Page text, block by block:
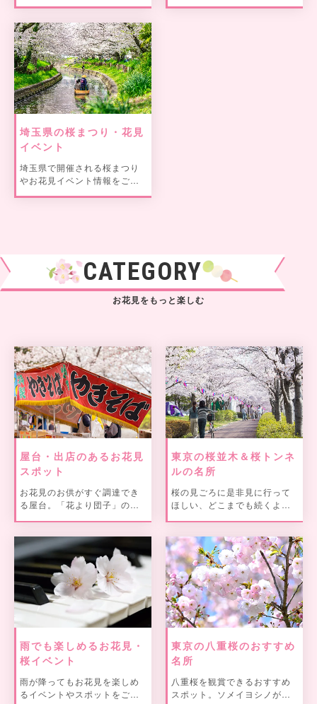
埼玉県の桜まつり・花見
イベント
埼玉県で開催される桜まつり
やお花見イベント情報をご紹
CATEGORY
お花見をもっと楽しむ
屋台・出店のあるお花見
スポット
お花見のお供がすぐ調達でき
る屋台。「花より団子」の方
東京の桜並木＆桜トンネ
ルの名所
桜の見ごろに是非見に行って
ほしい、どこまでも続くよう
雨でも楽しめるお花見・
桜イベント
雨が降ってもお花見を楽しめ
るイベントやスポットをご紹
東京の八重桜のおすすめ
名所
八重桜を観賞できるおすすめ
スポット。ソメイヨシノが散